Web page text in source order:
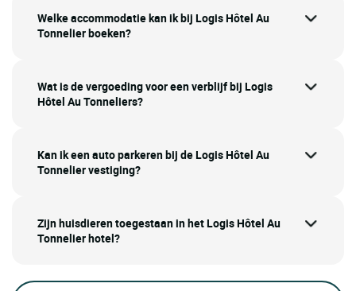
Welke accommodatie kan ik bij Logis Hôtel Au
Tonnelier boeken?
Wat is de vergoeding voor een verblijf bij Logis
Hôtel Au Tonneliers?
Kan ik een auto parkeren bij de Logis Hôtel Au
Tonnelier vestiging?
Zijn huisdieren toegestaan in het Logis Hôtel Au
Tonnelier hotel?